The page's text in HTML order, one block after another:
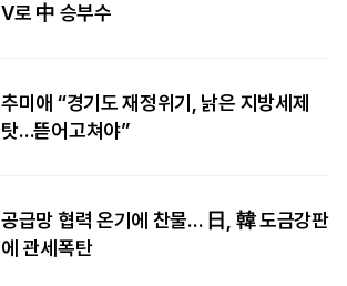
V로 中 승부수
추미애 “경기도 재정위기, 낡은 지방세제
탓…뜯어고쳐야”
공급망 협력 온기에 찬물… 日, 韓 도금강판
에 관세폭탄